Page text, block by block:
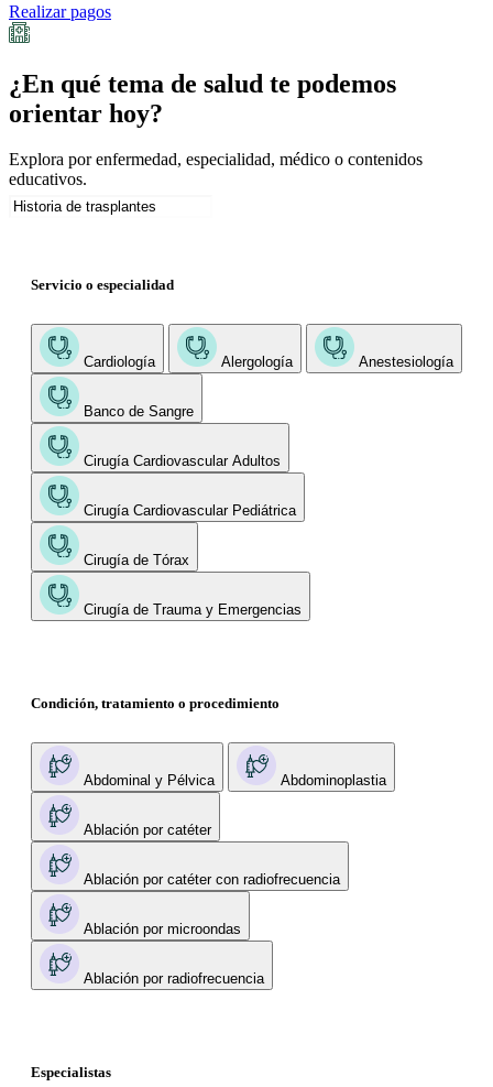
Realizar pagos
¿En qué tema de salud te podemos
orientar hoy?
Explora por enfermedad, especialidad, médico o contenidos
educativos.
Servicio o especialidad
Cardiología Alergología Anestesiología
Banco de Sangre
Cirugía Cardiovascular Adultos
Cirugía Cardiovascular Pediátrica
Cirugía de Tórax
Cirugía de Trauma y Emergencias
Condición, tratamiento o procedimiento
Abdominal y Pélvica Abdominoplastia
Ablación por catéter
Ablación por catéter con radiofrecuencia
Ablación por microondas
Ablación por radiofrecuencia
Especialistas